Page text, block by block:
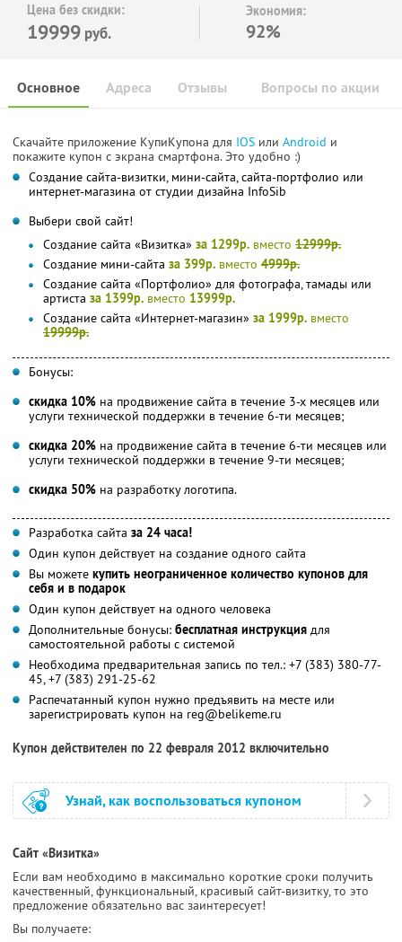
Цена без скидки:
19999 руб.
Экономия:
92%
Основное Отзывы Вопросы по акции
Адреса
Скачайте приложение КупиКупона для IOS или Android и
покажите купон с экрана смартфона. Это удобно :)
Создание сайта-визитки, мини-сайта, сайта-портфолио или
интернет-магазина от студии дизайна InfoSib
Выбери свой сайт!
Создание сайта «Визитка» за 1299р. вместо 12999р.
Создание мини-сайта за 399р. вместо 4999р.
Создание сайта «Портфолио» для фотографа, тамады или
артиста за 1399р. вместо 13999р.
Создание сайта «Интернет-магазин» за 1999р. вместо
19999р.
Бонусы:
скидка 10% на продвижение сайта в течение 3-х месяцев или
услуги технической поддержки в течение 6-ти месяцев;
скидка 20% на продвижение сайта в течение 6-ти месяцев или
услуги технической поддержки в течение 9-ти месяцев;
скидка 50% на разработку логотипа.
Разработка сайта за 24 часа!
Один купон действует на создание одного сайта
Вы можете купить неограниченное количество купонов для
себя и в подарок
Один купон действует на одного человека
Дополнительные бонусы: бесплатная инструкция для
самостоятельной работы с системой
Необходима предварительная запись по тел.: +7 (383) 380-77-
45, +7 (383) 291-25-62
Распечатанный купон нужно предъявить на месте или
зарегистрировать купон на reg@belikeme.ru
Купон действителен по 22 февраля 2012 включительно
Узнай, как воспользоваться купоном
Сайт «Визитка»
Если вам необходимо в максимально короткие сроки получить
качественный, функциональный, красивый сайт-визитку, то это
предложение обязательно вас заинтересует!
Вы получаете: